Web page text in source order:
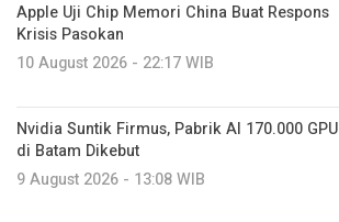
Apple Uji Chip Memori China Buat Respons
Krisis Pasokan
10 August 2026 - 22:17 WIB
Nvidia Suntik Firmus, Pabrik AI 170.000 GPU
di Batam Dikebut
9 August 2026 - 13:08 WIB